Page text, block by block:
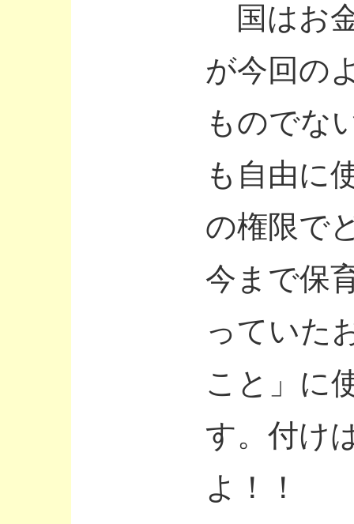
国はお
が今回の
ものでな
も自由に
の権限で
今まで保
っていた
こと」に
す。付け
よ！！